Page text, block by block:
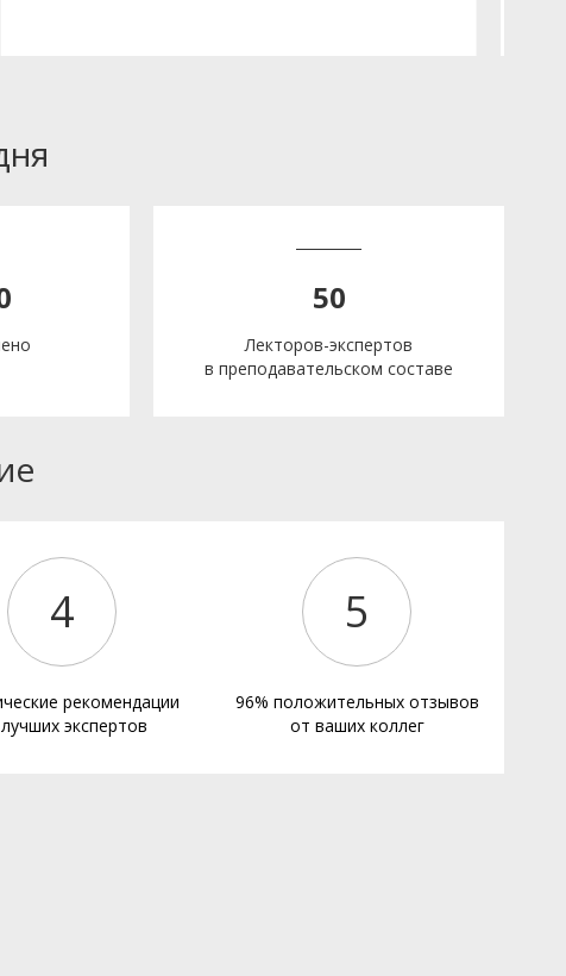
50
Лекторов-экспертов
в преподавательском составе
4
рекомендации
экспертов
5
96% положительных отзывов
от ваших коллег